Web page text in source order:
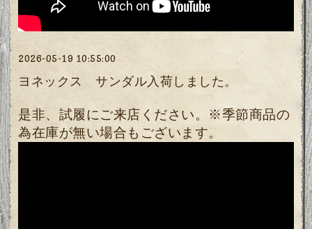
2026-05-19 10:55:00
ヨネックス サンダル入荷しました。
是非、試履にご来店ください。※季節商品の
為在庫が無い場合もございます。